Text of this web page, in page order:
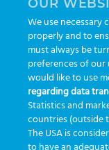
auditoria
congresso
enterprise etrack
GreinerBioOne
inovação ISO15189
preanalitica
Pré-analítica
OUR
We use
properly and to
must always be
preferences of
would like to use
regarding data
Statistics and
countries (outside
The USA is